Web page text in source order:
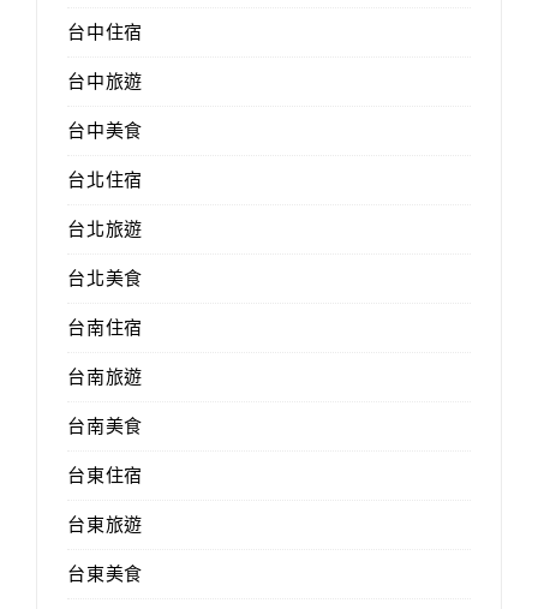
台中住宿
台中旅遊
台中美食
台北住宿
台北旅遊
台北美食
台南住宿
台南旅遊
台南美食
台東住宿
台東旅遊
台東美食